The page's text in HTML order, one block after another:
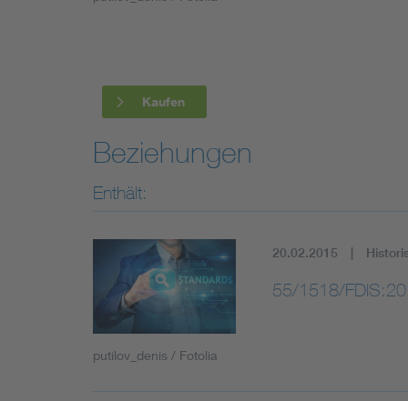
Mobility
Smart Cities
Kaufen
Beziehungen
Enthält:
putilov_denis / Fotolia
20.02.2015
55/1518/